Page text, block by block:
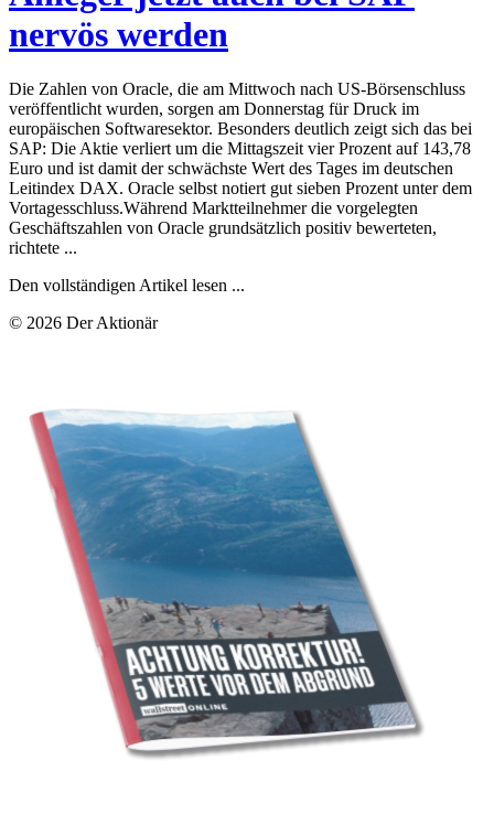
nervös werden
Die Zahlen von Oracle, die am Mittwoch nach US-Börsenschluss
veröffentlicht wurden, sorgen am Donnerstag für Druck im
europäischen Softwaresektor. Besonders deutlich zeigt sich das bei
SAP: Die Aktie verliert um die Mittagszeit vier Prozent auf 143,78
Euro und ist damit der schwächste Wert des Tages im deutschen
Leitindex DAX. Oracle selbst notiert gut sieben Prozent unter dem
Vortagesschluss.Während Marktteilnehmer die vorgelegten
Geschäftszahlen von Oracle grundsätzlich positiv bewerteten,
richtete ...
Den vollständigen Artikel lesen ...
© 2026 Der Aktionär